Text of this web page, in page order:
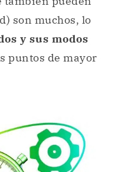
son muchos, lo
y sus modos
puntos de mayor